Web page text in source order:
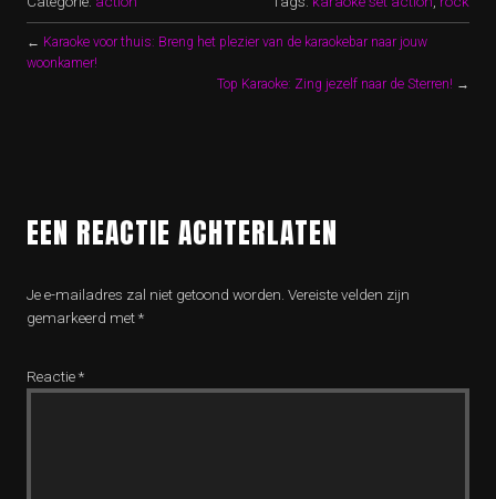
← Karaoke voor thuis: Breng het plezier van de karaokebar naar jouw
woonkamer!
Top Karaoke: Zing jezelf naar de Sterren! →
EEN REACTIE ACHTERLATEN
Je e-mailadres zal niet getoond worden. Vereiste velden zijn
gemarkeerd met*
Reactie*